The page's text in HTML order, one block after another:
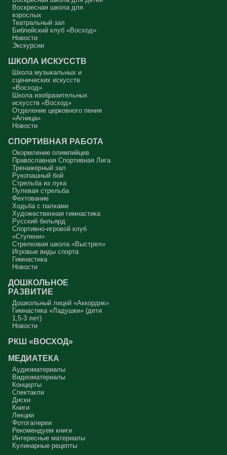
Вот с этим предлагается войти в сплошную неделю. Ещё раз:
сплошная неделя прошла, потом две мясопустные, третья –
Масленица, прощённое воскресенье. С чем я приду?
В нас должно быть внимание к тому, что время воздержания – это
дни для приготовления не только к Пасхе, а к Небесному Царству!
Это цель жизни. Я об этом забыл, я туда хочу, но я забыл. И я
сначала увидеть в себе этого урода, а потом начать с ним борьбу.
Аминь.
Протоиерей Андрей Алексеев
Воскресная школа для
взрослых
Театральный зал
Библейский клуб «Восход»
Новости
Экскурсии
ШКОЛА ИСКУССТВ
Школа музыкальных и
сценических искусств
«Восход»
Школа изобразительных
искусств «Восход»
Отделение церковного пения
«Агница»
Новости
СПОРТИВНАЯ РАБОТА
Окормление олимпийцев
Православная Спортивная Лига
Тренажерный зал
Рукопашный бой
Стрельба из лука
Пулевая стрельба
Фехтование
Ходьба с палками
Художественная гимнастика
Русский бильярд
Спортивно-игровой клуб
«Ступени»
Стрелковая школа «Выстрел»
Игровые виды спорта
Гимнастика
Новости
ДОШКОЛЬНОЕ
РАЗВИТИЕ
Дошкольный лицей «Аккордик»
Гимнастика «Ладушки» (дети
1,5-3 лет)
Новости
РКШ «ВОСХОД»
МЕДИАТЕКА
Аудиоматериалы
Видеоматериалы
Концерты
Спектакли
Диски
Книги
Лекции
Фотогалереи
Рекомендуем книги
Интересные материалы
Кулинарные рецепты